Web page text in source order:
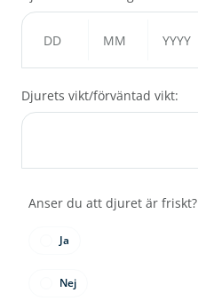
Djurets vikt/förväntad vikt:
Anser du att djuret är friskt?
Ja
Nej